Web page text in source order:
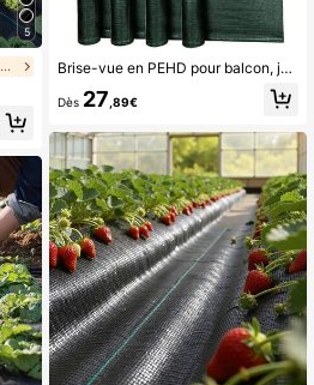
5
UIMOSO Store BTG EU Brise-vue en PEHD pour balcon, jardin ou court de tennis, résistant aux UV et au vent, disponible en plusieurs tailles, style extérieur moderne
Dès 27 ,89€